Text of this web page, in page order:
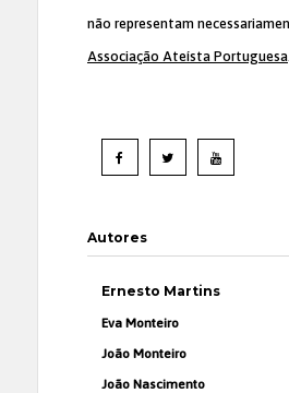
não representam
Associação Ateísta Portuguesa.
Autores
Ernesto Martins
Eva Monteiro
João Monteiro
João Nascimento